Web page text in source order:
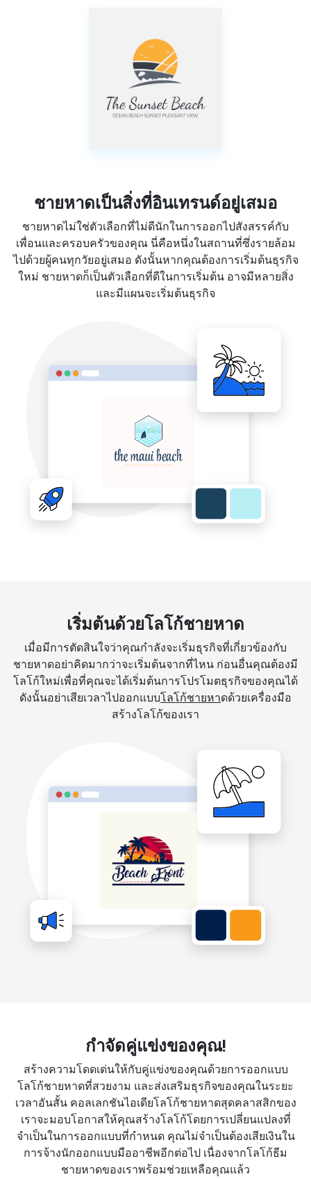
ชายหาดเป็นสิ่งที่อินเทรนด์อยู่เสมอ
ชายหาดไม่ใช่ตัวเลือกที่ไม่ดีนักในการออกไปสังสรรค์กับ
เพื่อนและครอบครัวของคุณ นี่คือหนึ่งในสถานที่ซึ่งรายล้อม
ไปด้วยผู้คนทุกวัยอยู่เสมอ ดังนั้นหากคุณต้องการเริ่มต้นธุรกิจ
ใหม่ ชายหาดก็เป็นตัวเลือกที่ดีในการเริ่มต้น อาจมีหลายสิ่ง
และมีแผนจะเริ่มต้นธุรกิจ
เริ่มต้นด้วยโลโก้ชายหาด
เมื่อมีการตัดสินใจว่าคุณกำลังจะเริ่มธุรกิจที่เกี่ยวข้องกับ
ชายหาดอย่าคิดมากว่าจะเริ่มต้นจากที่ไหน ก่อนอื่นคุณต้องมี
โลโก้ใหม่เพื่อที่คุณจะได้เริ่มต้นการโปรโมตธุรกิจของคุณได้
ดังนั้นอย่าเสียเวลาไปออกแบบโลโก้ชายหาดด้วยเครื่องมือ
สร้างโลโก้ของเรา
กำจัดคู่แข่งของคุณ!
สร้างความโดดเด่นให้กับคู่แข่งของคุณด้วยการออกแบบ
โลโก้ชายหาดที่สวยงาม และส่งเสริมธุรกิจของคุณในระยะ
เวลาอันสั้น คอลเลกชันไอเดียโลโก้ชายหาดสุดคลาสสิกของ
เราจะมอบโอกาสให้คุณสร้างโลโก้โดยการเปลี่ยนแปลงที่
จำเป็นในการออกแบบที่กำหนด คุณไม่จำเป็นต้องเสียเงินใน
การจ้างนักออกแบบมืออาชีพอีกต่อไป เนื่องจากโลโก้ธีม
ชายหาดของเราพร้อมช่วยเหลือคุณแล้ว